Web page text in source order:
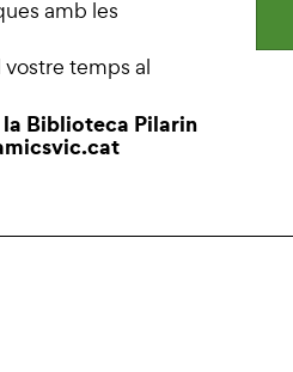
amb les
temps al
la Biblioteca Pilarin